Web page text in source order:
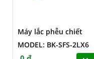
Máy lắc phễu chiết
MODEL: BK-SFS-2LX6